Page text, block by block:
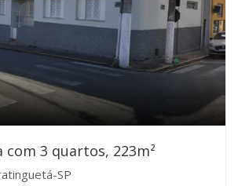
com 3 quartos, 223m²
SP